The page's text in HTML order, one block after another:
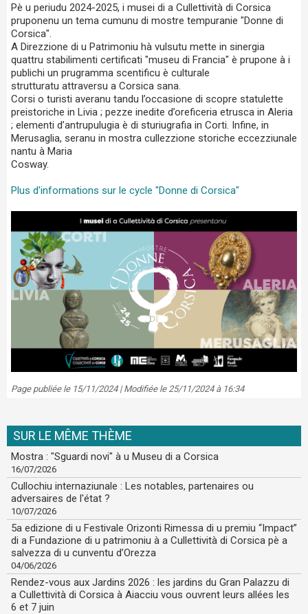
Pè u periudu 2024-2025, i musei di a Cullettività di Corsica
pruponenu un tema cumunu di mostre tempuranie "Donne di
Corsica".
A Direzzione di u Patrimoniu hà vulsutu mette in sinergia
quattru stabilimenti certificati "museu di Francia" è prupone à i
publichi un prugramma scentificu è culturale
strutturatu attraversu a Corsica sana.
Corsi o turisti averanu tandu l’occasione di scopre statulette
preistoriche in Livia ; pezze inedite d’oreficeria etrusca in Aleria
; elementi d’antrupulugia è di sturiugrafia in Corti. Infine, in
Merusaglia, seranu in mostra cullezzione storiche eccezziunale
nantu à Maria
Cosway.
Plus d'informations sur le cycle "Donne di Corsica"
Page publiée le 15/11/2024 | Modifiée le 25/11/2024 à 16:34
SUR LE MÊME THÈME
Mostra : "Sguardi novi" à u Museu di a Corsica
16/07/2026
Cullochiu internaziunale : Les notables, partenaires ou
adversaires de l'état ?
10/07/2026
5a edizione di u Festivale Orizonti Rimessa di u premiu “Impact”
di a Fundazione di u patrimoniu à a Cullettività di Corsica pè a
salvezza di u cunventu d’Orezza
04/06/2026
Rendez-vous aux Jardins 2026 : les jardins du Gran Palazzu di
a Cullettività di Corsica à Aiacciu vous ouvrent leurs allées les
6 et 7 juin